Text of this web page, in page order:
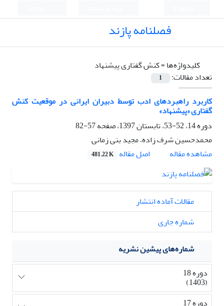
فصلنامه پازند
کلیدواژه‌ها =کنش گفتاری پیشنهاد
تعداد مقالات:
1
کاربرد راهبردهای ادب توسط دبیران ایرانی در موقعیت کنش
گفتاری «پیشنهاد»
دوره 14، 52-53، تابستان 1397، صفحه
57-82
محمدحسین شرف زاده، مجید بنی زمانی
مشاهده مقاله
اصل مقاله 481.22 K
مقالات آماده انتشار
شماره جاری
شماره‌های پیشین نشریه
دوره 18
(1403)
دوره 17